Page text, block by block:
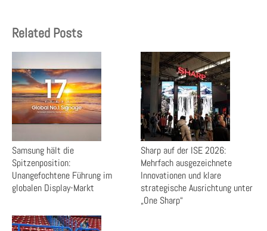
Related Posts
Samsung hält die
Spitzenposition:
Unangefochtene Führung im
globalen Display-Markt
Sharp auf der ISE 2026:
Mehrfach ausgezeichnete
Innovationen und klare
strategische Ausrichtung unter
„One Sharp“